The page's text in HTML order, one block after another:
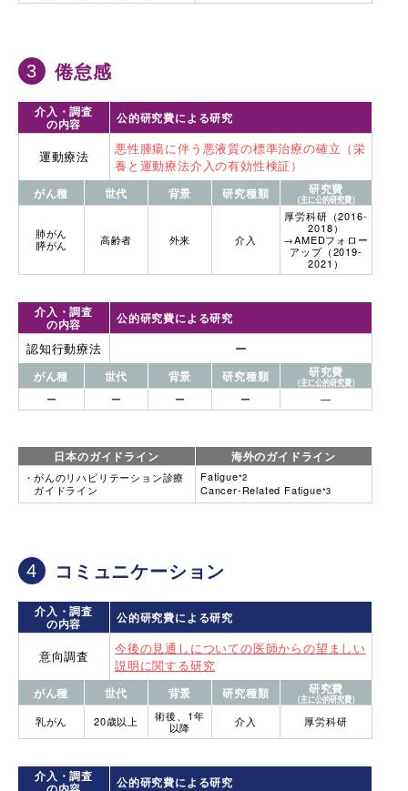
倦怠感
介入・調査
の内容 公的研究費による研究
運動療法
悪性腫瘍に伴う悪液質の標準治療の確立（栄
養と運動療法介入の有効性検証）
がん種 世代 背景 研究種類 研究費
（主に公的研究費）
肺がん
膵がん
高齢者 外来 介入
厚労科研（2016-
2018）
→AMEDフォロー
アップ（2019-
2021）
介入・調査
の内容 公的研究費による研究
認知行動療法 ー
がん種 世代 背景 研究種類 研究費
（主に公的研究費）
ー ー ー ー ―
日本のガイドライン 海外のガイドライン
がんのリハビリテーション診療
ガイドライン
Fatigue*2
Cancer-Related Fatigue*3
コミュニケーション
介入・調査
の内容 公的研究費による研究
意向調査
今後の見通しについての医師からの望ましい
説明に関する研究
がん種 世代 背景 研究種類 研究費
（主に公的研究費）
乳がん 20歳以上
術後、1年
以降
介入 厚労科研
介入・調査 公的研究費による研究